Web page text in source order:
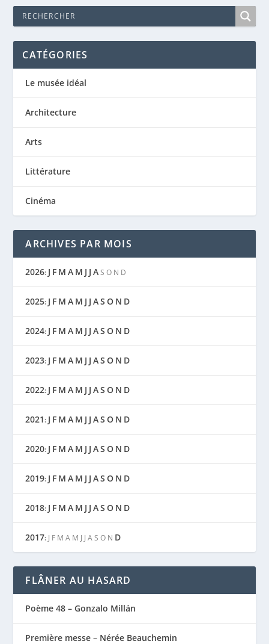
CATÉGORIES
Le musée idéal
Architecture
Arts
Littérature
Cinéma
ARCHIVES PAR MOIS
2026: J F M A M J J A S O N D
2025: J F M A M J J AS O N D
2024: J F M A M J J AS O N D
2023: J F M A M J J AS O N D
2022: J F M A M J J AS O N D
2021: J F M A M J J AS O N D
2020: J F M A M J J AS O N D
2019: J F M A M J J AS O N D
2018: J F M A M J J AS O N D
2017: J F M A M J J A S O N D
FLÂNER AU HASARD
Poème 48 – Gonzalo Millán
Première messe – Nérée Beauchemin